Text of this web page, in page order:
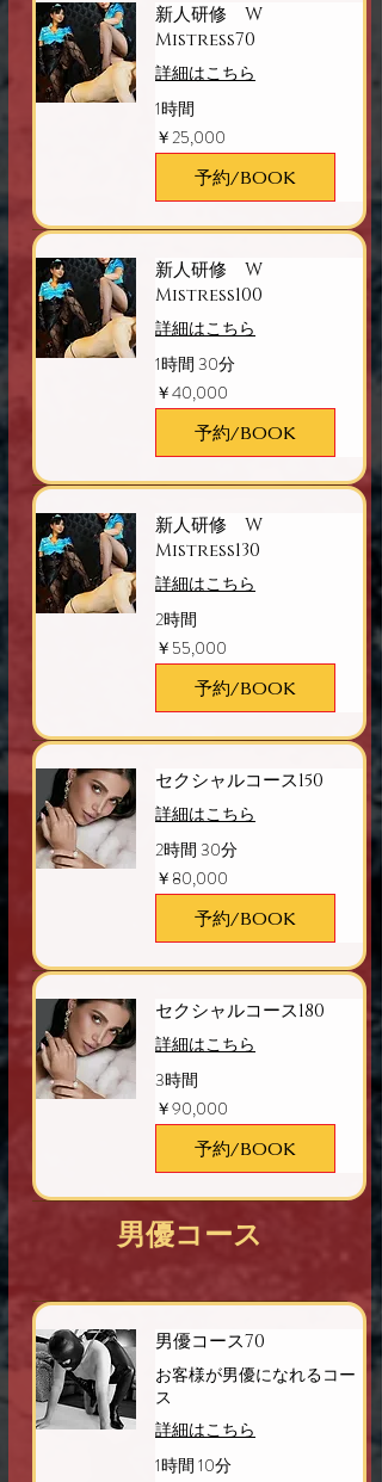
新人研修 W
Mistress70
詳細はこちら
1時間
25,000
円
￥25,000
予約/BOOK
新人研修 W
Mistress100
詳細はこちら
1時間 30分
40,000
円
￥40,000
予約/BOOK
新人研修 W
Mistress130
詳細はこちら
2時間
55,000
円
￥55,000
予約/BOOK
セクシャルコース150
詳細はこちら
2時間 30分
80,000
円
￥80,000
予約/BOOK
セクシャルコース180
詳細はこちら
3時間
90,000
円
￥90,000
予約/BOOK
男優コース
男優コース70
お客様が男優になれるコー
ス
詳細はこちら
1時間 10分